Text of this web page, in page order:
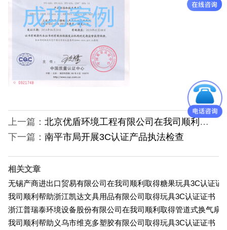
日本PSE认证
ECE认证
澳洲SAA认证
ISO体系认证
美国认证
CCC认证
其它认证
收起菜单
©Danotest.Com
上一篇： 北京优盾环境工程有限公司在我司顺利取得管道式换气扇3C认证证书
下一篇： 南平市局开展3C认证产品执法检查
相关文章
无锡产商进出口贸易有限公司在我司顺利取得糖果玩具3C认证证
我司顺利帮助浙江凯达文具用品有限公司取得玩具3C认证证书
浙江普瑞泰环境设备股份有限公司在我司顺利取得管道式换气扇
我司顺利帮助义乌市维克多塑胶有限公司取得玩具3C认证证书